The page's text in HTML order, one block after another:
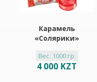
Карамель
«Солярики»
Вес: 1000 гр.
4 000 KZT